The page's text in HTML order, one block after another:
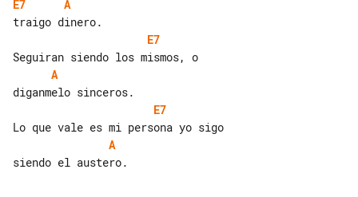
E7
A
E7
A
E7
A
siendo el austero.